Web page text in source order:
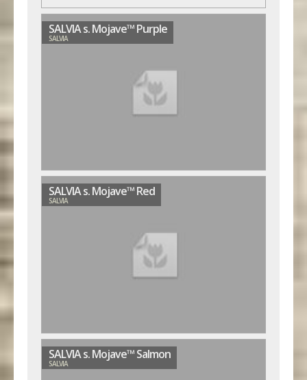
SALVIA s. Mojave™ Purple
SALVIA
SALVIA s. Mojave™ Red
SALVIA
SALVIA s. Mojave™ Salmon
SALVIA